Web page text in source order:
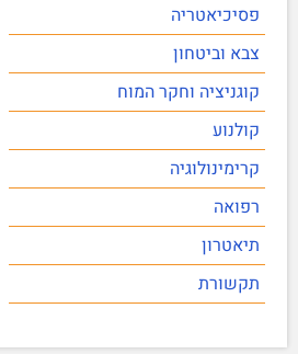
פסיכיאטריה
צבא וביטחון
קוגניציה וחקר המוח
קולנוע
קרימינולוגיה
רפואה
תיאטרון
תקשורת